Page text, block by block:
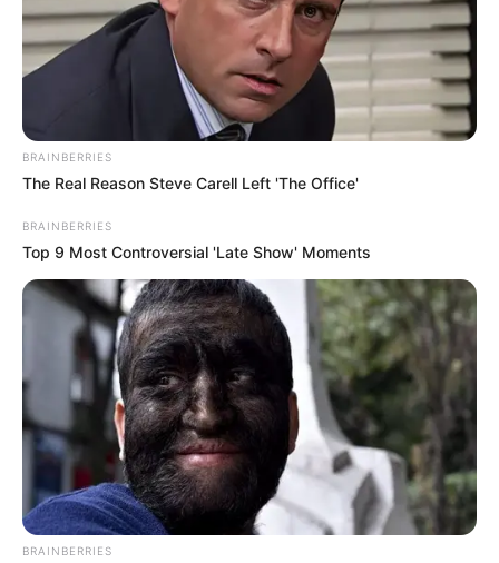
BRAINBERRIES
The Real Reason Steve Carell Left 'The Office'
BRAINBERRIES
Top 9 Most Controversial 'Late Show' Moments
BRAINBERRIES